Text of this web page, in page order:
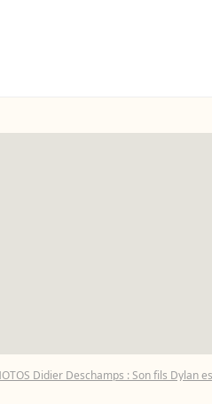
Didier Deschamps : Son fils Dylan